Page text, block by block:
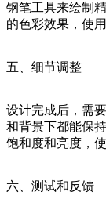
钢笔工具来绘制
的色彩效果，使
五、细节调整
设计完成后，需
和背景下都能保
饱和度和亮度，
六、测试和反馈